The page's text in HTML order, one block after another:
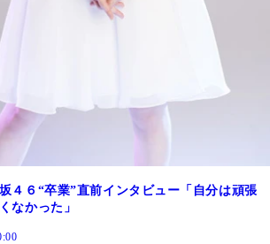
４６“卒業”直前インタビュー「自分は頑張
なかった」